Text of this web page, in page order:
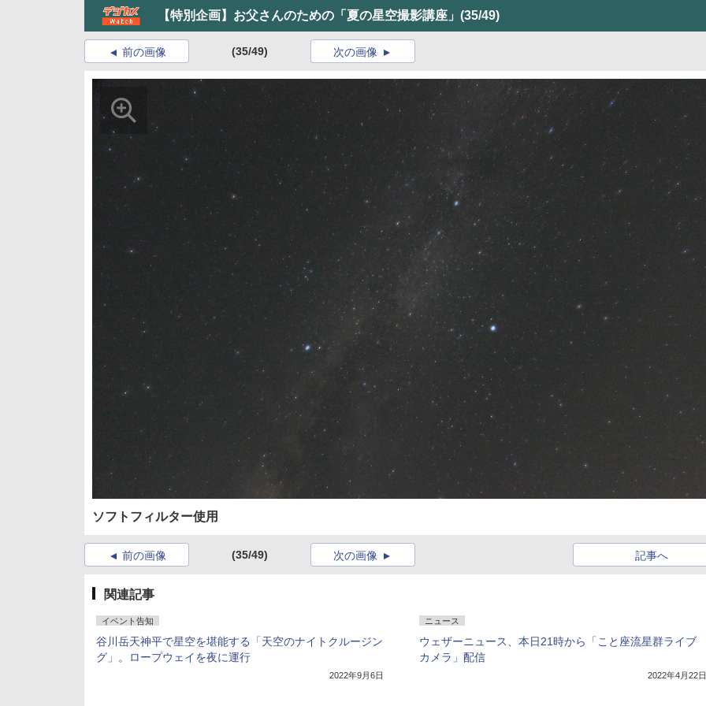
【特別企画】お父さんのための「夏の星空撮影講座」 (35/49)
前の画像 (35/49) 次の画像
ソフトフィルター使用
前の画像 (35/49) 記事へ
次の画像
関連記事
イベント告知
谷川岳天神平で星空を堪能する「天空のナイトクルージン
グ」。ロープウェイを夜に運行
2022年9月6日
ニュース
ウェザーニュース、本日21時から「こと座流星群ライブ
カメラ」配信
2022年4月22日